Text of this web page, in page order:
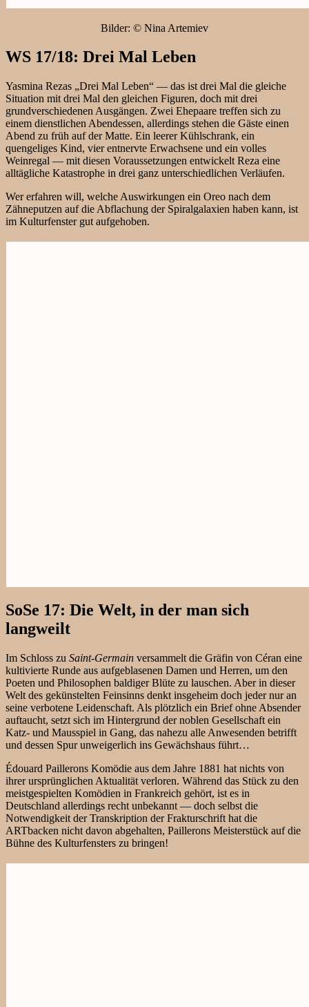
Bilder: © Nina Artemiev
WS 17/18: Drei Mal Leben
Yasmina Rezas „Drei Mal Leben“ — das ist drei Mal die gleiche
Situation mit drei Mal den gleichen Figuren, doch mit drei
grundverschiedenen Ausgängen. Zwei Ehepaare treffen sich zu
einem dienstlichen Abendessen, allerdings stehen die Gäste einen
Abend zu früh auf der Matte. Ein leerer Kühlschrank, ein
quengeliges Kind, vier entnervte Erwachsene und ein volles
Weinregal — mit diesen Voraussetzungen entwickelt Reza eine
alltägliche Katastrophe in drei ganz unterschiedlichen Verläufen.
Wer erfahren will, welche Auswirkungen ein Oreo nach dem
Zähneputzen auf die Abflachung der Spiralgalaxien haben kann, ist
im Kulturfenster gut aufgehoben.
SoSe 17: Die Welt, in der man sich
langweilt
Im Schloss zu Saint-Germain versammelt die Gräfin von Céran eine
kultivierte Runde aus aufgeblasenen Damen und Herren, um den
Poeten und Philosophen baldiger Blüte zu lauschen. Aber in dieser
Welt des gekünstelten Feinsinns denkt insgeheim doch jeder nur an
seine verbotene Leidenschaft. Als plötzlich ein Brief ohne Absender
auftaucht, setzt sich im Hintergrund der noblen Gesellschaft ein
Katz- und Mausspiel in Gang, das nahezu alle Anwesenden betrifft
und dessen Spur unweigerlich ins Gewächshaus führt…
Édouard Paillerons Komödie aus dem Jahre 1881 hat nichts von
ihrer ursprünglichen Aktualität verloren. Während das Stück zu den
meistgespielten Komödien in Frankreich gehört, ist es in
Deutschland allerdings recht unbekannt — doch selbst die
Notwendigkeit der Transkription der Frakturschrift hat die
ARTbacken nicht davon abgehalten, Paillerons Meisterstück auf die
Bühne des Kulturfensters zu bringen!